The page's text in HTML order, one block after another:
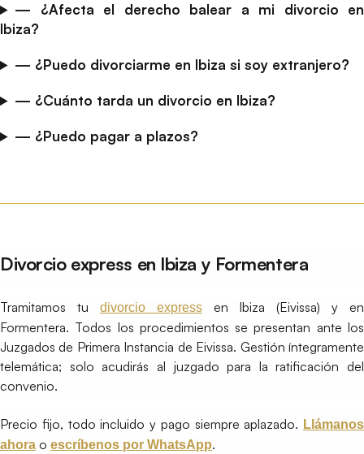
— ¿Afecta el derecho balear a mi divorcio en
Ibiza?
— ¿Puedo divorciarme en Ibiza si soy extranjero?
— ¿Cuánto tarda un divorcio en Ibiza?
— ¿Puedo pagar a plazos?
Divorcio express en Ibiza y Formentera
Tramitamos tu divorcio expressen Ibiza (Eivissa) y en
Formentera. Todos los procedimientos se presentan ante los
Juzgados de Primera Instancia de Eivissa. Gestión íntegramente
telemática; solo acudirás al juzgado para la ratificación del
convenio.
Precio fijo, todo incluido y pago siempre aplazado. Llámanos
ahora o escríbenos por WhatsApp.